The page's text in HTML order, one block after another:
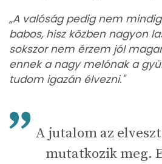
„A valóság pedig nem
babos, hisz közben nagyon
sokszor nem érzem jól
ennek a nagy melónak a
tudom igazán élvezni."
A jutalom az
mutatkozik meg.